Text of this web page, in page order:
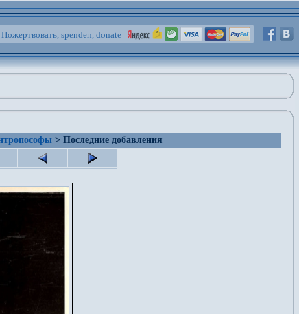
Пожертвовать, spenden, donate
> Последние добавления